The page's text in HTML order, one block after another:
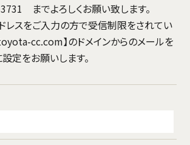
までよろしくお願い致します。
スをご入力の方で受信制限をされてい
cc.com】のドメインからのメールを
定をお願いします。